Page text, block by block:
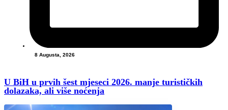
8 Augusta, 2026
U BiH u prvih šest mjeseci 2026. manje turističkih
dolazaka, ali više noćenja